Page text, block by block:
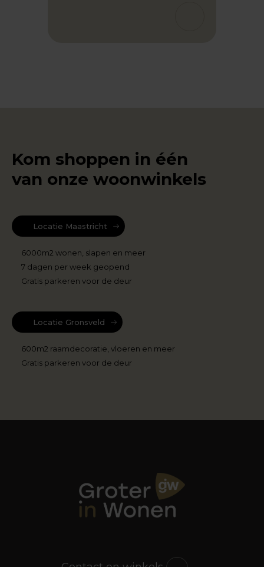
Kom shoppen in één
van onze woonwinkels
Locatie Maastricht
6000m2 wonen, slapen en meer
7 dagen per week geopend
Gratis parkeren voor de deur
Locatie Gronsveld
600m2 raamdecoratie, vloeren en meer
Gratis parkeren voor de deur